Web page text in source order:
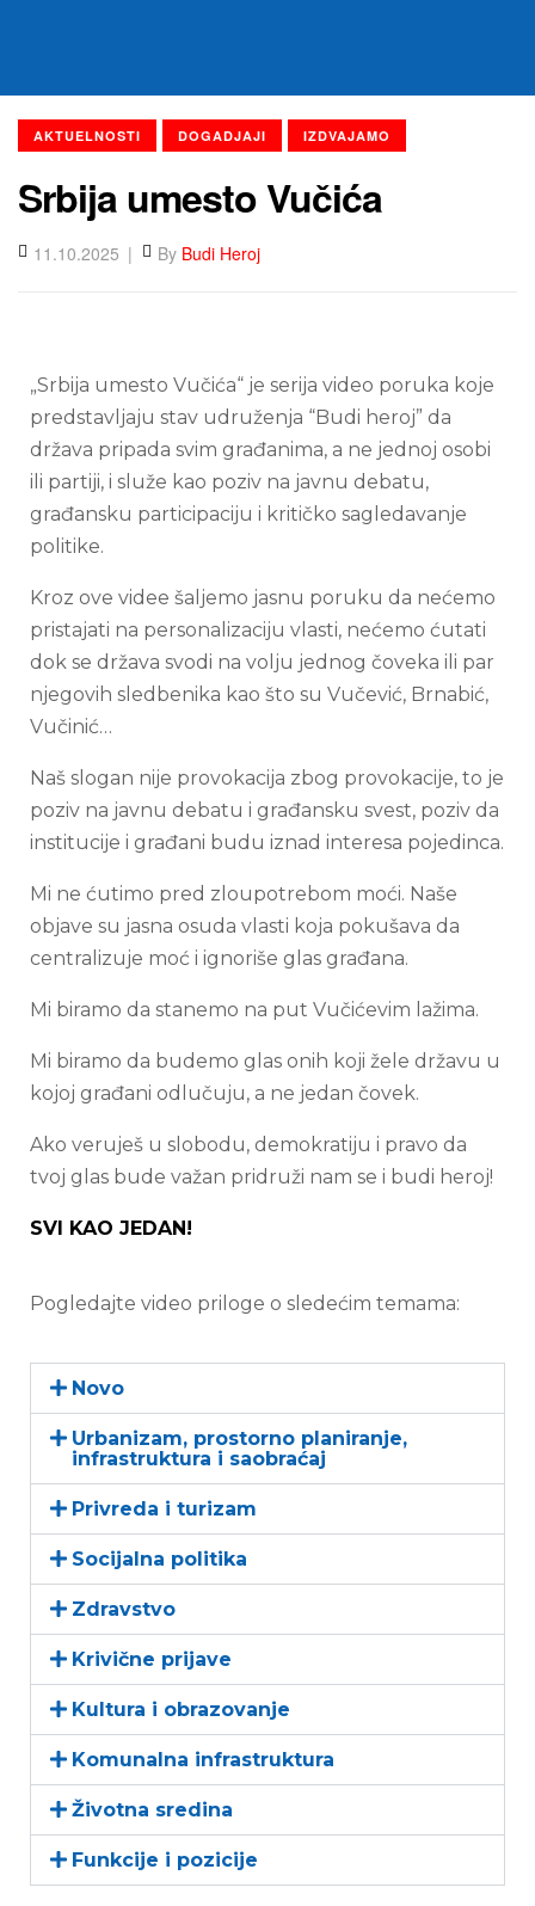
AKTUELNOSTI DOGADJAJI IZDVAJAMO
Srbija umesto Vučića
11.10.2025 By Budi Heroj
„Srbija umesto Vučića“ je serija video poruka koje
predstavljaju stav udruženja “Budi heroj” da
država pripada svim građanima, a ne jednoj osobi
ili partiji, i služe kao poziv na javnu debatu,
građansku participaciju i kritičko sagledavanje
politike.
Kroz ove videe šaljemo jasnu poruku da nećemo
pristajati na personalizaciju vlasti, nećemo ćutati
dok se država svodi na volju jednog čoveka ili par
njegovih sledbenika kao što su Vučević, Brnabić,
Vučinić…
Naš slogan nije provokacija zbog provokacije, to je
poziv na javnu debatu i građansku svest, poziv da
institucije i građani budu iznad interesa pojedinca.
Mi ne ćutimo pred zloupotrebom moći. Naše
objave su jasna osuda vlasti koja pokušava da
centralizuje moć i ignoriše glas građana.
Mi biramo da stanemo na put Vučićevim lažima.
Mi biramo da budemo glas onih koji žele državu u
kojoj građani odlučuju, a ne jedan čovek.
Ako veruješ u slobodu, demokratiju i pravo da
tvoj glas bude važan pridruži nam se i budi heroj!
SVI KAO JEDAN!
Pogledajte video priloge o sledećim temama:
Novo
Urbanizam, prostorno planiranje,
infrastruktura i saobraćaj
Privreda i turizam
Socijalna politika
Zdravstvo
Krivične prijave
Kultura i obrazovanje
Komunalna infrastruktura
Životna sredina
Funkcije i pozicije